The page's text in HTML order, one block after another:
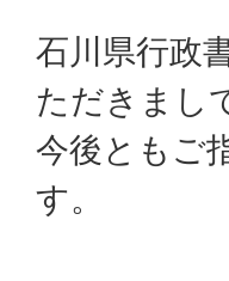
石川県行政
ただきまし
今後ともご
す。